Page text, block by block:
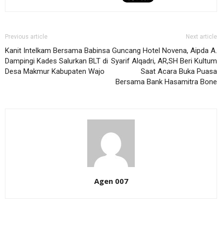
Previous article
Kanit Intelkam Bersama Babinsa
Dampingi Kades Salurkan BLT di
Desa Makmur Kabupaten Wajo
Next article
Guncang Hotel Novena, Aipda A.
Syarif Alqadri, AR,SH Beri Kultum
Saat Acara Buka Puasa
Bersama Bank Hasamitra Bone
Agen 007